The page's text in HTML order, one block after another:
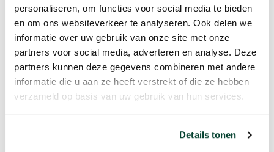
personaliseren, om functies voor social media te bieden
en om ons websiteverkeer te analyseren. Ook delen we
informatie over uw gebruik van onze site met onze
partners voor social media, adverteren en analyse. Deze
partners kunnen deze gegevens combineren met andere
informatie die u aan ze heeft verstrekt of die ze hebben
verzameld op basis van uw gebruik van hun services.
Details tonen
HOTPOT
TRUFFELSOEP
€4.50 .
TOMATENSOEP